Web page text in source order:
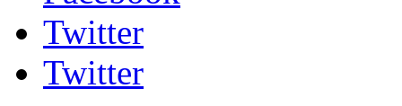
Twitter
Twitter